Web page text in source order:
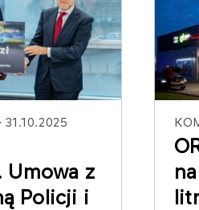
31.10.2025
Umowa z
Policji i